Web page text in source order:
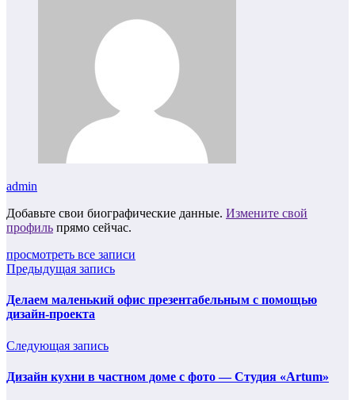
admin
Добавьте свои биографические данные. Измените свой
профиль прямо сейчас.
просмотреть все записи
Предыдущая запись
Делаем маленький офис презентабельным с помощью
дизайн-проекта
Следующая запись
Дизайн кухни в частном доме с фото — Студия «Artum»